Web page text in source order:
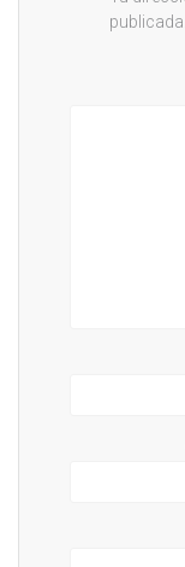
publicada.